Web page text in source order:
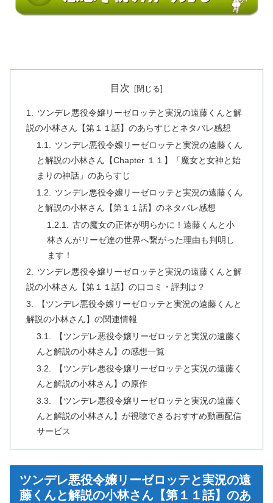
目次
ツンデレ悪役令嬢リーゼロッテと実況の遠藤くんと解
説の小林さん【第１１話】のあらすじとネタバレ感想
ツンデレ悪役令嬢リーゼロッテと実況の遠藤くん
と解説の小林さん【Chapter １１】「魔女と女神と始
まりの神話」のあらすじ
ツンデレ悪役令嬢リーゼロッテと実況の遠藤くん
と解説の小林さん【第１１話】のネタバレ感想
古の魔女の正体が明らかに！遠藤くんと小
林さんがリーゼ達の世界へ繋がった理由も判明し
ます！
ツンデレ悪役令嬢リーゼロッテと実況の遠藤くんと解
説の小林さん【第１１話】の口コミ・評判は？
【ツンデレ悪役令嬢リーゼロッテと実況の遠藤くんと
解説の小林さん】の関連情報
【ツンデレ悪役令嬢リーゼロッテと実況の遠藤く
んと解説の小林さん】の感想一覧
【ツンデレ悪役令嬢リーゼロッテと実況の遠藤く
んと解説の小林さん】の原作
【ツンデレ悪役令嬢リーゼロッテと実況の遠藤く
んと解説の小林さん】が視聴できるおすすめ動画配信
サービス
ツンデレ悪役令嬢リーゼロッテと実況の遠
藤くんと解説の小林さん【第１１話】のあ